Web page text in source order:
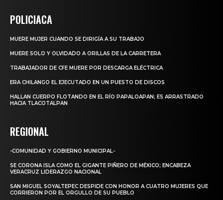
POLICIACA
MUERE MUJER CUANDO SE DIRIGÍA A SU TRABAJO
MUERE SOLO Y OLVIDADO A ORILLAS DE LA CARRETERA
TRABAJADOR DE CFE MUERE POR DESCARGA ELÉCTRICA
ERA CHILANGO EL EJECUTADO EN UN PUESTO DE DISCOS
HALLAN CUERPO FLOTANDO EN EL RÍO PAPALOAPAN; ES ARRASTRADO
HACIA TLACOTALPAN
REGIONAL
-COMUNIDAD Y GOBIERNO MUNICIPAL-
SE CORONA ISLA COMO EL GIGANTE PIÑERO DE MÉXICO; ENCABEZA
VERACRUZ LIDERAZGO NACIONAL
SAN MIGUEL SOYALTEPEC DESPIDE CON HONOR A CUATRO MUJERES QUE
CORRIERON POR EL ORGULLO DE SU PUEBLO